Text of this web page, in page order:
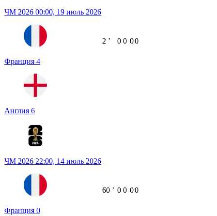
ЧМ 2026 00:00, 19 июль 2026
Франция 4
Англия 6
2 ʼ 0 0 00
ЧМ 2026 22:00, 14 июль 2026
Франция 0
60 ʼ 0 0 00